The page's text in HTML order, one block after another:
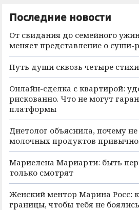
Последние новости
От свидания до семейного
меняет представление о суши-
Путь души сквозь четыре
Онлайн-сделка с квартирой:
рискованно. Что не могут
платформы
Диетолог объяснила, почему не
молочных продуктов
Мариелена Мариарти: быть
только смотрят
Женский ментор Марина Росс:
границы, чтобы тебя не